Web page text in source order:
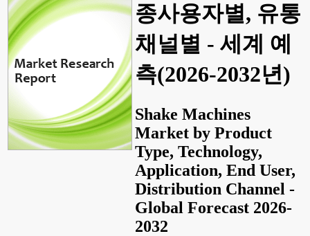
종사용자별, 유통
채널별 - 세계 예
측(2026-2032년)
Shake Machines
Market by Product
Type, Technology,
Application, End User,
Distribution Channel -
Global Forecast 2026-
2032